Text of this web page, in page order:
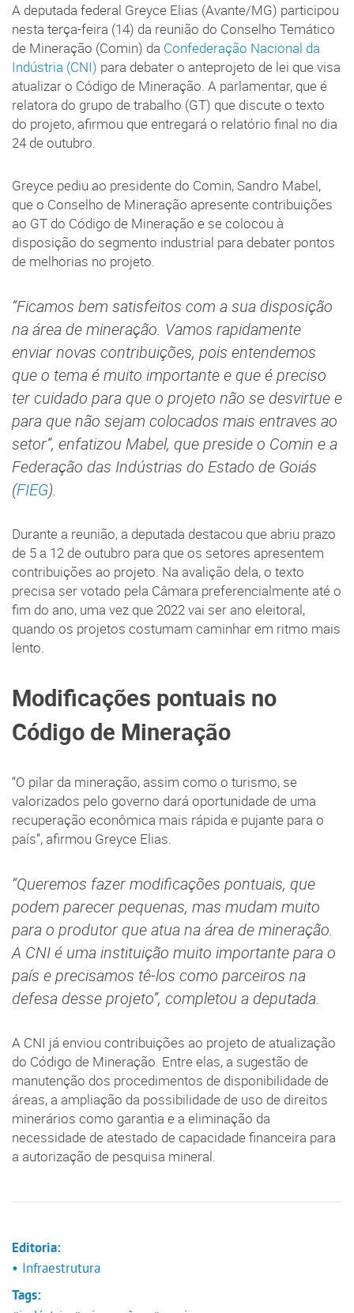
A deputada federal Greyce Elias (Avante/MG) participou
nesta terça-feira (14) da reunião do Conselho Temático
de Mineração (Comin) da Confederação Nacional da
Indústria (CNI) para debater o anteprojeto de lei que visa
atualizar o Código de Mineração. A parlamentar, que é
relatora do grupo de trabalho (GT) que discute o texto
do projeto, afirmou que entregará o relatório final no dia
24 de outubro.
Greyce pediu ao presidente do Comin, Sandro Mabel,
que o Conselho de Mineração apresente contribuições
ao GT do Código de Mineração e se colocou à
disposição do segmento industrial para debater pontos
de melhorias no projeto.
“Ficamos bem satisfeitos com a sua disposição
na área de mineração. Vamos rapidamente
enviar novas contribuições, pois entendemos
que o tema é muito importante e que é preciso
ter cuidado para que o projeto não se desvirtue e
para que não sejam colocados mais entraves ao
setor”, enfatizou Mabel, que preside o Comin e a
Federação das Indústrias do Estado de Goiás
(FIEG).
Durante a reunião, a deputada destacou que abriu prazo
de 5 a 12 de outubro para que os setores apresentem
contribuições ao projeto. Na avalição dela, o texto
precisa ser votado pela Câmara preferencialmente até o
fim do ano, uma vez que 2022 vai ser ano eleitoral,
quando os projetos costumam caminhar em ritmo mais
lento.
Modificações pontuais no
Código de Mineração
“O pilar da mineração, assim como o turismo, se
valorizados pelo governo dará oportunidade de uma
recuperação econômica mais rápida e pujante para o
país”, afirmou Greyce Elias.
“Queremos fazer modificações pontuais, que
podem parecer pequenas, mas mudam muito
para o produtor que atua na área de mineração.
A CNI é uma instituição muito importante para o
país e precisamos tê-los como parceiros na
defesa desse projeto”, completou a deputada.
A CNI já enviou contribuições ao projeto de atualização
do Código de Mineração. Entre elas, a sugestão de
manutenção dos procedimentos de disponibilidade de
áreas, a ampliação da possibilidade de uso de direitos
minerários como garantia e a eliminação da
necessidade de atestado de capacidade financeira para
a autorização de pesquisa mineral.
Editoria:
• Infraestrutura
Tags: